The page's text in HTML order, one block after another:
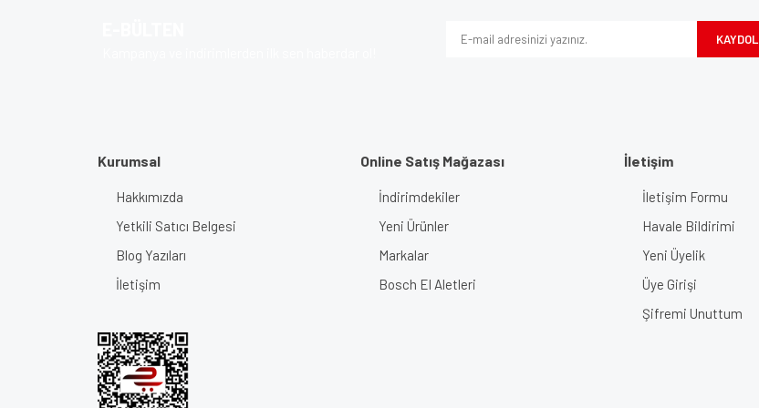
KAYDOL
Kurumsal
Hakkımızda
Yetkili Satıcı Belgesi
Blog Yazıları
İletişim
Online Satış Mağazası
İndirimdekiler
Yeni Ürünler
Markalar
Bosch El Aletleri
İletişim
İletişim Formu
Havale Bildirimi
Yeni Üyelik
Üye Girişi
Şifremi Unuttum